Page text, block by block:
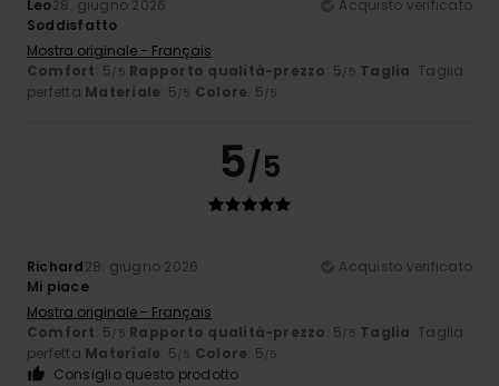
Leo28. giugno 2026
Acquisto verificato
Soddisfatto
Mostra originale - Français
Comfort: 5/5 Rapporto qualità-prezzo: 5/5 Taglia: Taglia
perfetta Materiale: 5/5 Colore: 5/5
5/5
Richard28. giugno 2026
Acquisto verificato
Mi piace
Mostra originale - Français
Comfort: 5/5 Rapporto qualità-prezzo: 5/5 Taglia: Taglia
perfetta Materiale: 5/5 Colore: 5/5
Consiglio questo prodotto